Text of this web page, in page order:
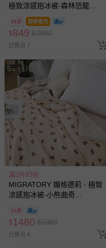
極致涼感抱冰被-森林恐龍
(100x120cm)
28折 即將售完
$849 $2980
已售出 7
回饋
5 %
滿2件93折
MIGRATORY 媚格德莉 - 極致
涼感抱冰被-小熊曲奇
25折
$1480 $5980
已售出 4